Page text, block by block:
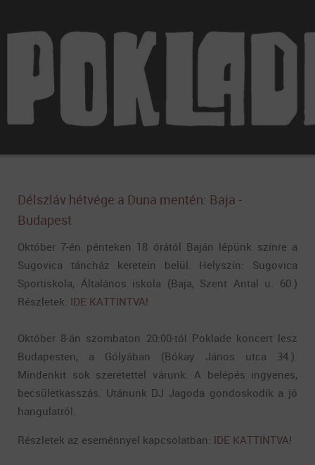
Délszláv hétvége a Duna mentén: Baja -
Budapest
Október 7-én pénteken 18 órától Baján lépünk színre a
Sugovica táncház keretein belül. Helyszín: Sugovica
Sportiskola, Általános iskola (Baja, Szent Antal u. 60.)
Részletek: IDE KATTINTVA!
Október 8-án szombaton 20:00-tól Poklade koncert lesz
Budapesten, a Gólyában (Bókay János utca 34.).
Mindenkit sok szeretettel várunk. A belépés ingyenes,
becsületkasszás. Utánunk DJ Jagoda gondoskodik a jó
hangulatról.
Részletek az eseménnyel kapcsolatban: IDE KATTINTVA!